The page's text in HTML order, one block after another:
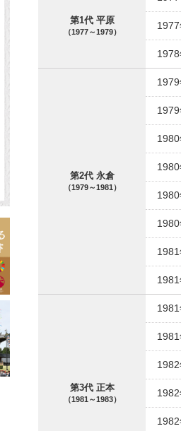
第1代 平原
（1977～1979）
第2代 永倉
（1979～1981）
第3代 正本
（1981～1983）